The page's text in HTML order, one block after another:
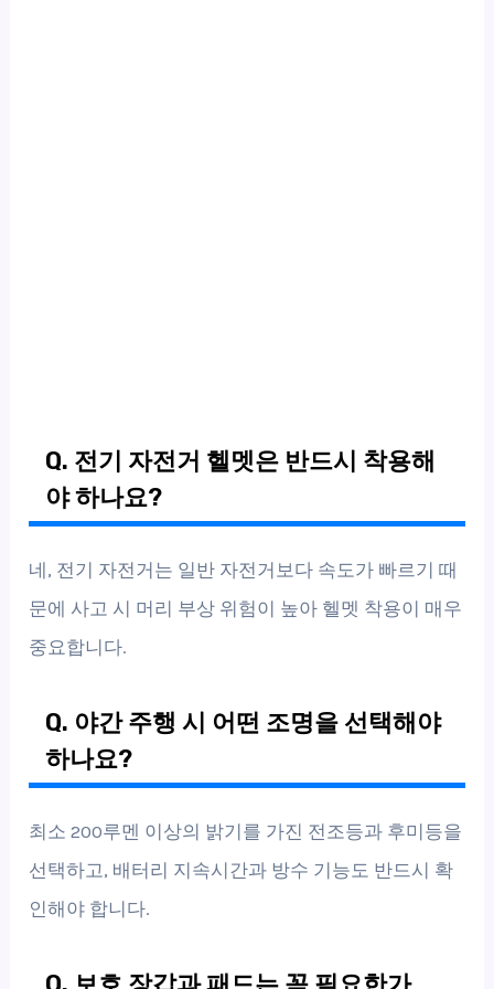
Q. 전기 자전거 헬멧은 반드시 착용해
야 하나요?
네, 전기 자전거는 일반 자전거보다 속도가 빠르기 때
문에 사고 시 머리 부상 위험이 높아 헬멧 착용이 매우
중요합니다.
Q. 야간 주행 시 어떤 조명을 선택해야
하나요?
최소 200루멘 이상의 밝기를 가진 전조등과 후미등을
선택하고, 배터리 지속시간과 방수 기능도 반드시 확
인해야 합니다.